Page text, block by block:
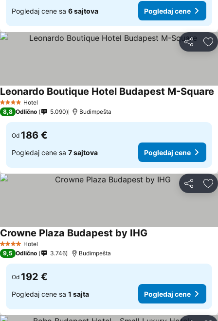
Pogledaj cene sa 6 sajtova Pogledaj cene
Deli
4 ZvezdiceHotel
Leonardo Boutique Hotel Budapest M-Square
8,8 Odlično 5.090 Budimpešta
Od 186 €
Pogledaj cene sa 7 sajtova Pogledaj cene
Deli
4 ZvezdiceHotel
Crowne Plaza Budapest by IHG
9,5 Odlično 3.746 Budimpešta
Od 192 €
Pogledaj cene sa 1 sajta Pogledaj cene